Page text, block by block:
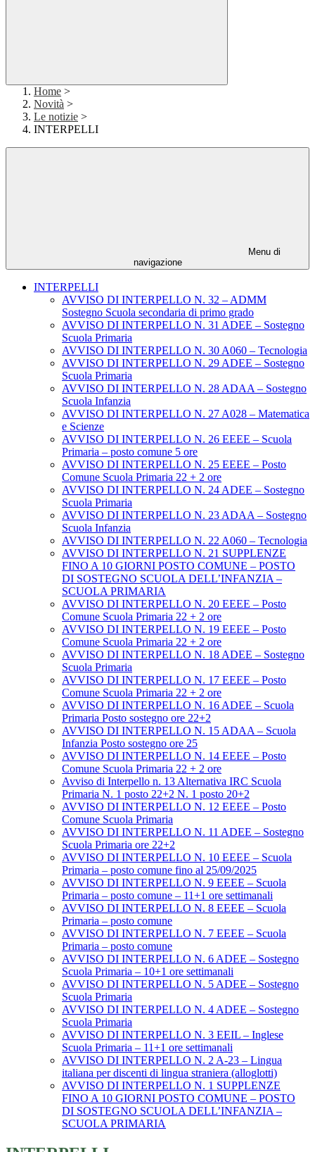
Home >
Novità >
Le notizie >
INTERPELLI
Menu di
navigazione
INTERPELLI
AVVISO DI INTERPELLO N. 32 – ADMM
Sostegno Scuola secondaria di primo grado
AVVISO DI INTERPELLO N. 31 ADEE – Sostegno
Scuola Primaria
AVVISO DI INTERPELLO N. 30 A060 – Tecnologia
AVVISO DI INTERPELLO N. 29 ADEE – Sostegno
Scuola Primaria
AVVISO DI INTERPELLO N. 28 ADAA – Sostegno
Scuola Infanzia
AVVISO DI INTERPELLO N. 27 A028 – Matematica
e Scienze
AVVISO DI INTERPELLO N. 26 EEEE – Scuola
Primaria – posto comune 5 ore
AVVISO DI INTERPELLO N. 25 EEEE – Posto
Comune Scuola Primaria 22 + 2 ore
AVVISO DI INTERPELLO N. 24 ADEE – Sostegno
Scuola Primaria
AVVISO DI INTERPELLO N. 23 ADAA – Sostegno
Scuola Infanzia
AVVISO DI INTERPELLO N. 22 A060 – Tecnologia
AVVISO DI INTERPELLO N. 21 SUPPLENZE
FINO A 10 GIORNI POSTO COMUNE – POSTO
DI SOSTEGNO SCUOLA DELL’INFANZIA –
SCUOLA PRIMARIA
AVVISO DI INTERPELLO N. 20 EEEE – Posto
Comune Scuola Primaria 22 + 2 ore
AVVISO DI INTERPELLO N. 19 EEEE – Posto
Comune Scuola Primaria 22 + 2 ore
AVVISO DI INTERPELLO N. 18 ADEE – Sostegno
Scuola Primaria
AVVISO DI INTERPELLO N. 17 EEEE – Posto
Comune Scuola Primaria 22 + 2 ore
AVVISO DI INTERPELLO N. 16 ADEE – Scuola
Primaria Posto sostegno ore 22+2
AVVISO DI INTERPELLO N. 15 ADAA – Scuola
Infanzia Posto sostegno ore 25
AVVISO DI INTERPELLO N. 14 EEEE – Posto
Comune Scuola Primaria 22 + 2 ore
Avviso di Interpello n. 13 Alternativa IRC Scuola
Primaria N. 1 posto 22+2 N. 1 posto 20+2
AVVISO DI INTERPELLO N. 12 EEEE – Posto
Comune Scuola Primaria
AVVISO DI INTERPELLO N. 11 ADEE – Sostegno
Scuola Primaria ore 22+2
AVVISO DI INTERPELLO N. 10 EEEE – Scuola
Primaria – posto comune fino al 25/09/2025
AVVISO DI INTERPELLO N. 9 EEEE – Scuola
Primaria – posto comune – 11+1 ore settimanali
AVVISO DI INTERPELLO N. 8 EEEE – Scuola
Primaria – posto comune
AVVISO DI INTERPELLO N. 7 EEEE – Scuola
Primaria – posto comune
AVVISO DI INTERPELLO N. 6 ADEE – Sostegno
Scuola Primaria – 10+1 ore settimanali
AVVISO DI INTERPELLO N. 5 ADEE – Sostegno
Scuola Primaria
AVVISO DI INTERPELLO N. 4 ADEE – Sostegno
Scuola Primaria
AVVISO DI INTERPELLO N. 3 EEIL – Inglese
Scuola Primaria – 11+1 ore settimanali
AVVISO DI INTERPELLO N. 2 A-23 – Lingua
italiana per discenti di lingua straniera (alloglotti)
AVVISO DI INTERPELLO N. 1 SUPPLENZE
FINO A 10 GIORNI POSTO COMUNE – POSTO
DI SOSTEGNO SCUOLA DELL’INFANZIA –
SCUOLA PRIMARIA